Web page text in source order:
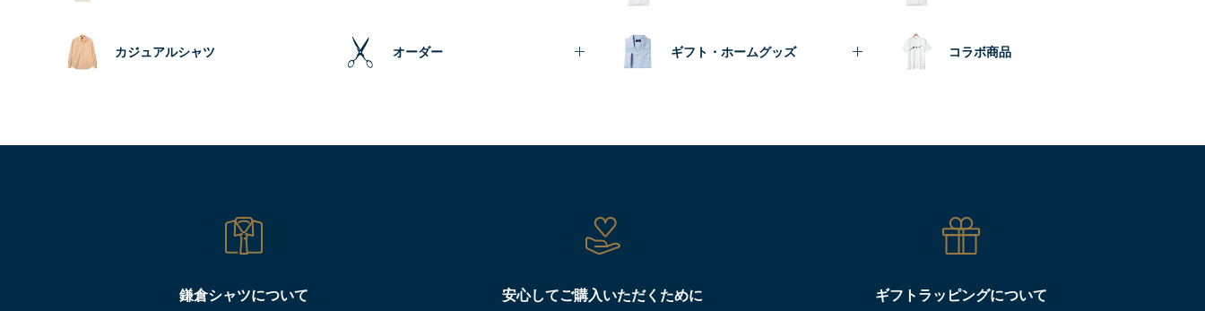
カジュアルシャツ オーダー ギフト・ホームグッズ コラボ商品
鎌倉シャツについて 安心してご購入いただくために ギフトラッピングについて